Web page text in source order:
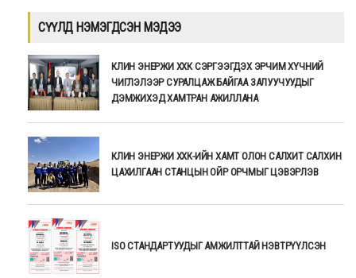
СҮҮЛД НЭМЭГДСЭН МЭДЭЭ
КЛИН ЭНЕРЖИ ХХК СЭРГЭЭГДЭХ ЭРЧИМ ХҮЧНИЙ
ЧИГЛЭЛЭЭР СУРАЛЦАЖ БАЙГАА ЗАЛУУЧУУДЫГ
ДЭМЖИХЭД ХАМТРАН АЖИЛЛАНА
КЛИН ЭНЕРЖИ ХХК-ИЙН ХАМТ ОЛОН САЛХИТ САЛХИН
ЦАХИЛГААН СТАНЦЫН ОЙР ОРЧМЫГ ЦЭВЭРЛЭВ
ISO СТАНДАРТУУДЫГ АМЖИЛТТАЙ НЭВТРҮҮЛСЭН